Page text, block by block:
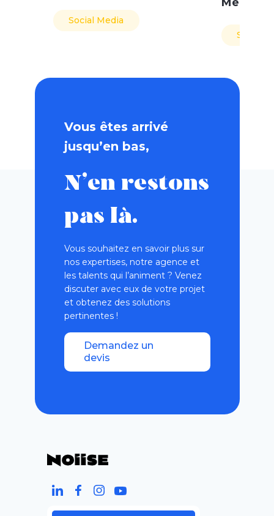
Social Media
Social
Vous êtes arrivé
jusqu’en bas,
N’en restons
pas là.
Vous souhaitez en savoir plus sur
nos expertises, notre agence et
les talents qui l’animent ? Venez
discuter avec eux de votre projet
et obtenez des solutions
pertinentes !
Demandez un
devis